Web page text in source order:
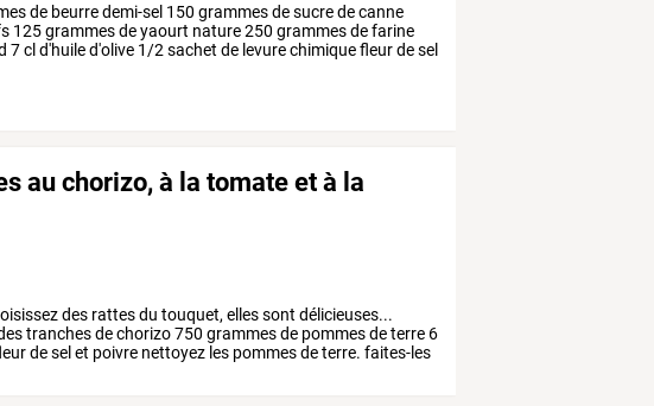
de beurredemi-sel 150 grammesdesucredecanne
125grammesdeyaourt nature250 grammesdefarine
7cl d'huiled'olive 1/2 sachet de levurechimiquefleurdesel
au chorizo, à la tomate et à la
des rattesdu touquet, ellessont délicieuses...
tranchesdechorizo750 grammesde pommesdeterre 6
desel et poivre nettoyez les pommesdeterre. faites-les